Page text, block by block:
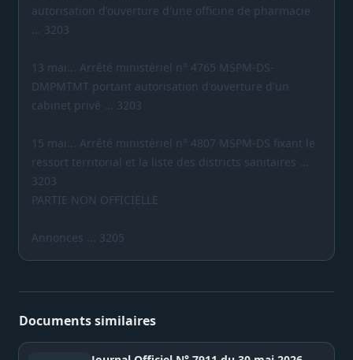
autorisation d'ouverture d'une officine de pharmacie
... 3203
13 mai... Arrêté ministériel n° 4765 MSPM-DS-
DMPMTMT portant autorisation d'ouverture d'un
cabinet privé ... 3203
15 mai... Arrêté ministériel n° 4807 MSPM-DS fixant le
ressort territorial et la liste des districts sanitaires ...
3203
PARTIE NON OFFICIELLE
Annonces ... 3205
Documents similaires